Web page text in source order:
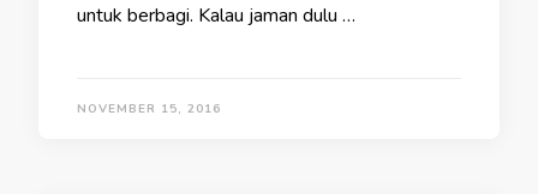
untuk berbagi. Kalau jaman dulu …
NOVEMBER 15, 2016